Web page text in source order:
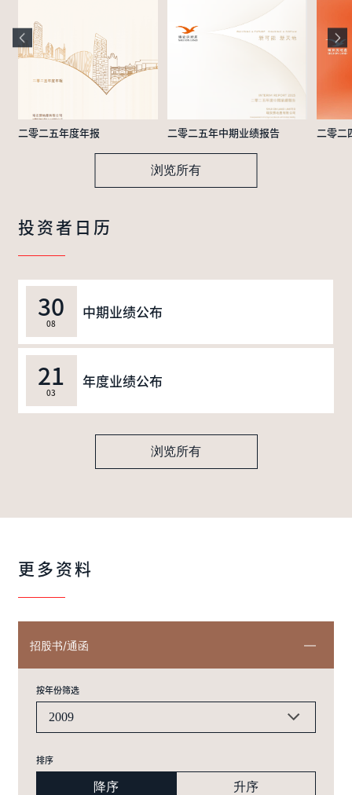
二零二五年度年报 二零二五年中期业绩报告 二零二
浏览所有
投资者日历
30
08
中期业绩公布
21
03
年度业绩公布
浏览所有
更多资料
招股书/通函
按年份筛选
2009
排序
降序 升序